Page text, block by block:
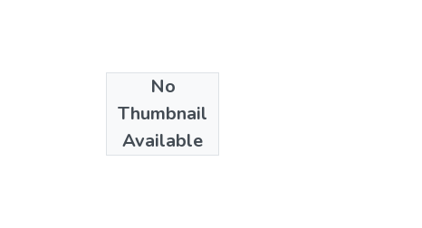
No
Thumbnail
Available
2005